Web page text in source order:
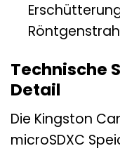
Technische
Detail
Die Kingston
microSDXC